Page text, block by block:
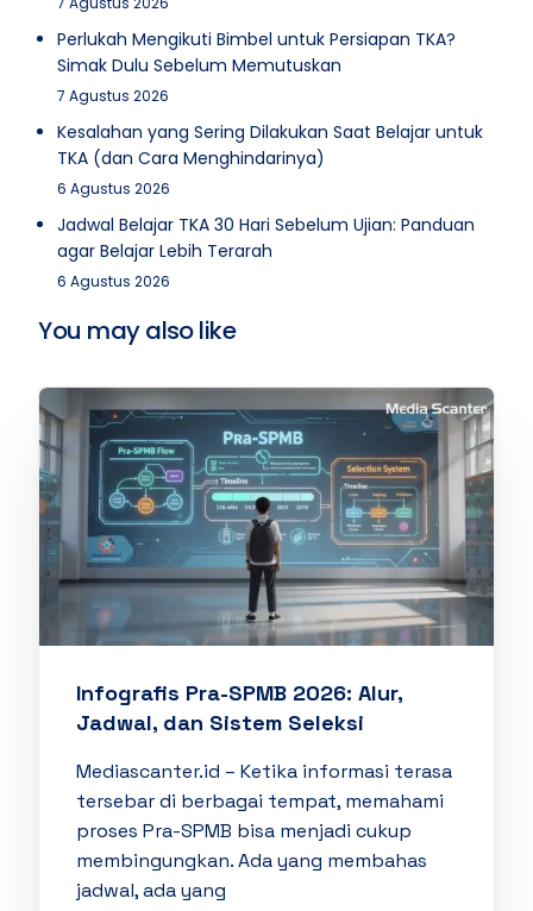
Perlukah Mengikuti Bimbel untuk Persiapan TKA?
Simak Dulu Sebelum Memutuskan
7 Agustus 2026
Kesalahan yang Sering Dilakukan Saat Belajar untuk
TKA (dan Cara Menghindarinya)
6 Agustus 2026
Jadwal Belajar TKA 30 Hari Sebelum Ujian: Panduan
agar Belajar Lebih Terarah
6 Agustus 2026
You may also like
Infografis Pra-SPMB 2026: Alur,
Jadwal, dan Sistem Seleksi
Mediascanter.id – Ketika informasi terasa
tersebar di berbagai tempat, memahami
proses Pra-SPMB bisa menjadi cukup
membingungkan. Ada yang membahas
jadwal, ada yang